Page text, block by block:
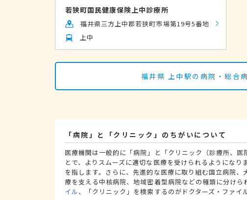
若狭町国民健康保険上中診療所
福井県三方上中郡若狭町市場第19号5番地
上中
福井県 上中駅の病院・総合
「病院」と「クリニック」のちがいについて
医療機関は一般的に「病院」と「クリニック（診療所、
とで、よりスムーズに適切な医療を受けられるようにな
を指します。さらに、先進的な医療に取り組む国立病院
療を支える中核病院、地域密着型病院などの種類に分けら
イル、「クリニック」を検索するのがドクターズ・ファイ